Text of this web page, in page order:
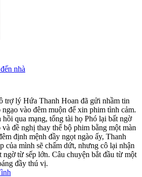
nhà
trợ lý Hứa Thanh Hoan đã gửi nhầm tin
vào đêm muộn để xin phim tình cảm.
qua mạng, tổng tài họ Phó lại bất ngờ
đề nghị thay thế bộ phim bằng một màn
định mệnh đầy ngọt ngào ấy, Thanh
của mình sẽ chấm dứt, nhưng cô lại nhận
từ sếp lớn. Câu chuyện bắt đầu từ một
đầy thú vị.